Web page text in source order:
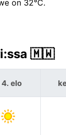
on 32°C.
🇲🇼
elo